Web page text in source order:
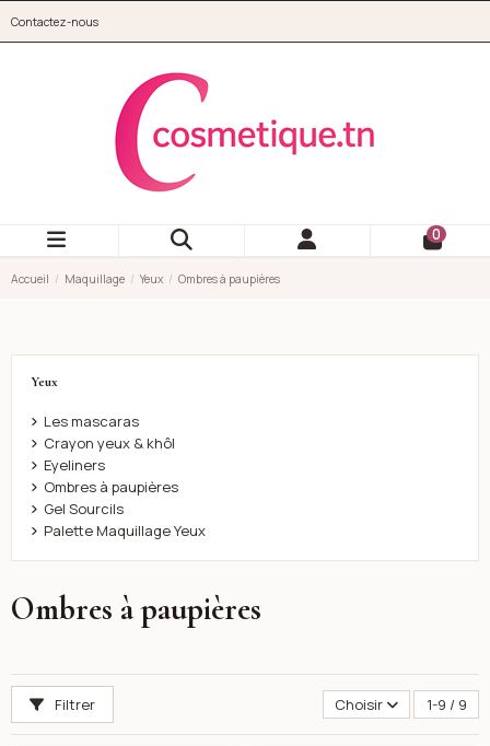
Contactez-nous
0
Accueil Maquillage Yeux Ombres à paupières
Ombres à paupières
Filtrer Choisir 1-9 / 9
Yeux
Les mascaras
Crayon yeux & khôl
Eyeliners
Ombres à paupières
Gel Sourcils
Palette Maquillage Yeux